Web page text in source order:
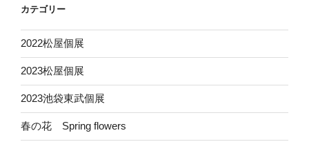
カテゴリー
2022松屋個展
2023松屋個展
2023池袋東武個展
春の花 Spring flowers